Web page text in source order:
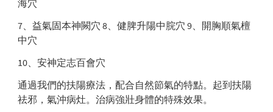
海穴
7、益氣固本神闕穴 8、健脾升陽中脘穴 9、開胸順氣檀
中穴
10、安神定志百會穴
通過我們的扶陽療法，配合自然節氣的特點。起到扶陽
祛邪，氣沖病灶。治病強壯身體的特殊效果。